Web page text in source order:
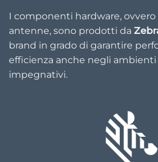
I componenti hardware, ovvero
antenne, sono prodotti da
brand in grado di garantire
efficienza anche negli ambienti
impegnativi.